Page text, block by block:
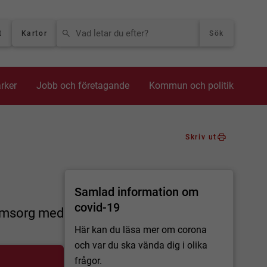
Kartor Sök
Jobb och företagande Kommun och politik
Skriv ut
med
Samlad information om
covid-19
Här kan du läsa mer om corona
och var du ska vända dig i olika
frågor.